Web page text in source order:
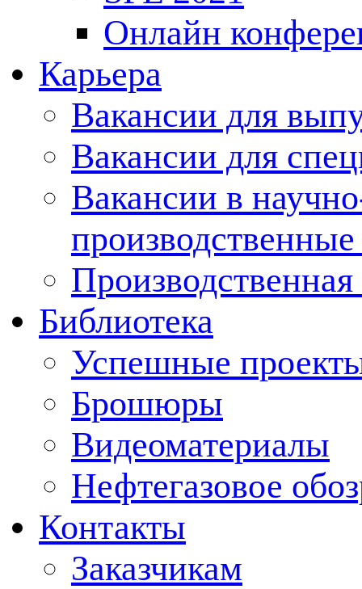
Онлайн
Карьера
Вакансии для
Вакансии для
Вакансии в
Производственная
Библиотека
Успешные
Брошюры
Видеоматериалы
Нефтегазовое
Контакты
Заказчикам